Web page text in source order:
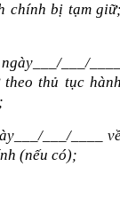
chính bị tạm
___/
thủ tục
___/____
(nếu có);